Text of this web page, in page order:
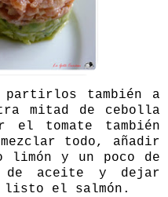
partirlos también a
mitad de cebolla
el tomate también
todo, añadir
limón y un poco de
de aceite y dejar
listo el salmón.